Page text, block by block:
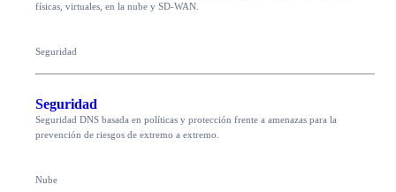
físicas, virtuales, en la nube y SD-WAN.
Seguridad
Seguridad
Seguridad DNS basada en políticas y protección frente a amenazas para la
prevención de riesgos de extremo a extremo.
Nube